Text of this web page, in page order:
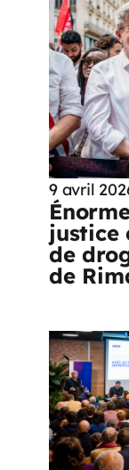
9 avril
justice
de
de